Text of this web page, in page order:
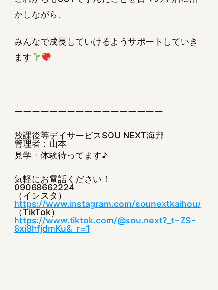
かしながら、
みんなで成長していけるようサポートしていき
ます
ーーーーーーーーーーーーーーーーー
放課後等デイサービスSOU NEXT海邦
管理者：山本
見学・体験待ってます♪
気軽にお電話ください！
09068662224
（インスタ）
https://www.instagram.com/sounextkaihou/
（TikTok）
https://www.tiktok.com/@sou.next?_t=ZS-
8xi8hfjdmKu&_r=1